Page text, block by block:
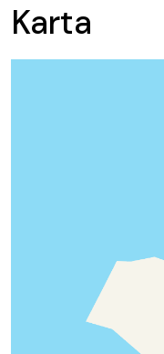
Karta